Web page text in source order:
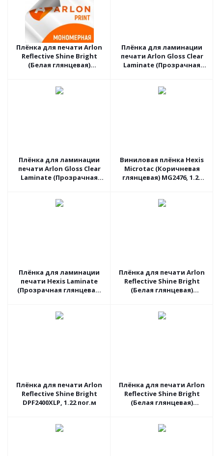
Плёнка для печати Arlon
Reflective Shine Bright
(Белая глянцевая)
Плёнка для ламинации
печати Arlon Gloss Clear
Laminate (Прозрачная
Плёнка для ламинации
печати Arlon Gloss Clear
Laminate (Прозрачная
Виниловая плёнка Hexis
Microtac (Коричневая
глянцевая) MG2476, 1.23
Плёнка для ламинации
печати Hexis Laminate
(Прозрачная глянцевая)
Плёнка для печати Arlon
Reflective Shine Bright
(Белая глянцевая)
Плёнка для печати Arlon
Reflective Shine Bright
DPF2400XLP, 1.22 пог.м
Плёнка для печати Arlon
Reflective Shine Bright
(Белая глянцевая)